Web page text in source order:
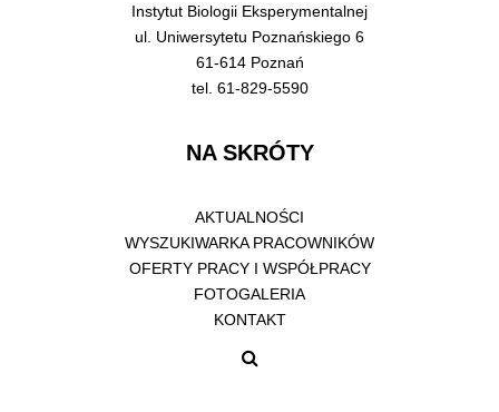
Instytut Biologii Eksperymentalnej
ul. Uniwersytetu Poznańskiego 6
61-614 Poznań
tel. 61-829-5590
NA SKRÓTY
AKTUALNOŚCI
WYSZUKIWARKA PRACOWNIKÓW
OFERTY PRACY I WSPÓŁPRACY
FOTOGALERIA
KONTAKT